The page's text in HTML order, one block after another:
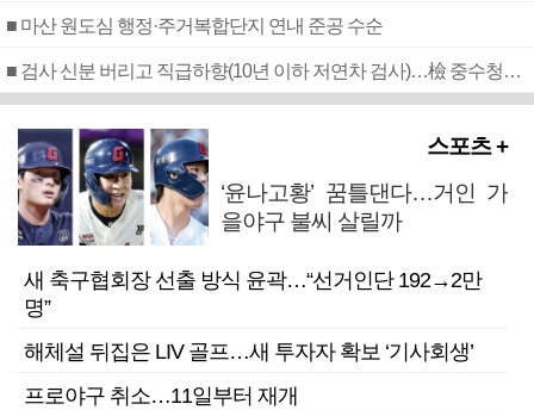
■ 마산 원도심 행정·주거복합단지 연내 준공 수순
■ 검사 신분 버리고 직급하향(10년 이하 저연차 검사)…檢 중수청행 기피
스포츠 +
‘윤나고황’ 꿈틀댄다…거인 가
을야구 불씨 살릴까
새 축구협회장 선출 방식 윤곽…“선거인단 192→2만
명”
해체설 뒤집은 LIV 골프…새 투자자 확보 ‘기사회생’
프로야구 취소…11일부터 재개